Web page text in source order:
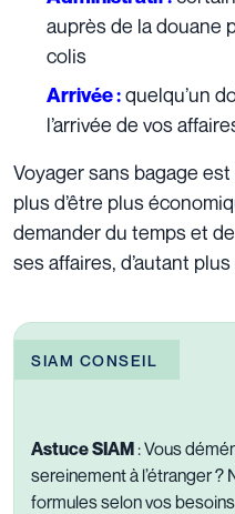
auprès de la douane
colis
Arrivée :quelqu’un
l’arrivée de vos
Voyager sans bagage
plus d’être plus
demander du temps et
ses affaires, d’autant
SIAM CONSEIL
Astuce SIAM : Vous
sereinement à l’étranger
formules selon vos